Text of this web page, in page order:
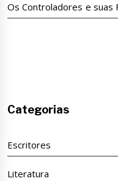
Os Controladores e suas
Categorias
Escritores
Literatura